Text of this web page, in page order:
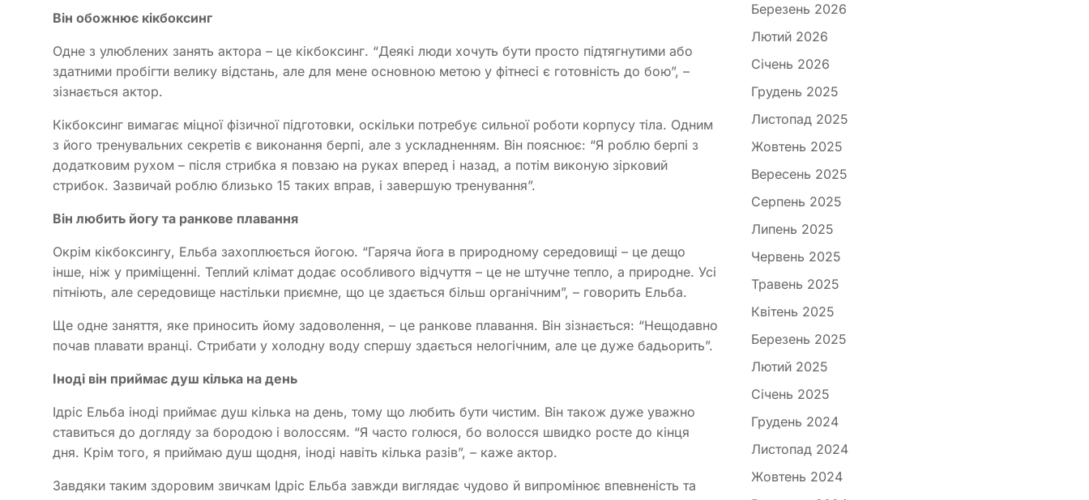
Він обожнює кікбоксинг
Одне з улюблених занять актора – це кікбоксинг. “Деякі люди хочуть бути просто підтягнутими або
здатними пробігти велику відстань, але для мене основною метою у фітнесі є готовність до бою”, –
зізнається актор.
Кікбоксинг вимагає міцної фізичної підготовки, оскільки потребує сильної роботи корпусу тіла. Одним
з його тренувальних секретів є виконання берпі, але з ускладненням. Він пояснює: “Я роблю берпі з
додатковим рухом – після стрибка я повзаю на руках вперед і назад, а потім виконую зірковий
стрибок. Зазвичай роблю близько 15 таких вправ, і завершую тренування”.
Він любить йогу та ранкове плавання
Окрім кікбоксингу, Ельба захоплюється йогою. “Гаряча йога в природному середовищі – це дещо
інше, ніж у приміщенні. Теплий клімат додає особливого відчуття – це не штучне тепло, а природне. Усі
пітніють, але середовище настільки приємне, що це здається більш органічним”, – говорить Ельба.
Ще одне заняття, яке приносить йому задоволення, – це ранкове плавання. Він зізнається: “Нещодавно
почав плавати вранці. Стрибати у холодну воду спершу здається нелогічним, але це дуже бадьорить”.
Іноді він приймає душ кілька на день
Ідріс Ельба іноді приймає душ кілька на день, тому що любить бути чистим. Він також дуже уважно
ставиться до догляду за бородою і волоссям. “Я часто голюся, бо волосся швидко росте до кінця
дня. Крім того, я приймаю душ щодня, іноді навіть кілька разів”, – каже актор.
Завдяки таким здоровим звичкам Ідріс Ельба завжди виглядає чудово й випромінює впевненість та
Березень 2026
Лютий 2026
Січень 2026
Грудень 2025
Листопад 2025
Жовтень 2025
Вересень 2025
Серпень 2025
Липень 2025
Червень 2025
Травень 2025
Квітень 2025
Березень 2025
Лютий 2025
Січень 2025
Грудень 2024
Листопад 2024
Жовтень 2024